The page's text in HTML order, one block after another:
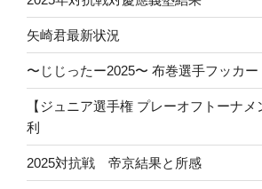
矢崎君最新状況
〜じじったー2025〜 布巻選手フッカー
【ジュニア選手権 プレーオフトーナ
利
2025対抗戦 帝京結果と所感